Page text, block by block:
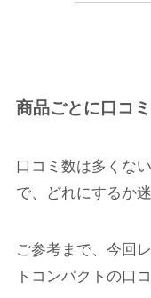
商品ごとに口コ
口コミ数は多くな
で、どれにするか
ご参考まで、今回
トコンパクトの口